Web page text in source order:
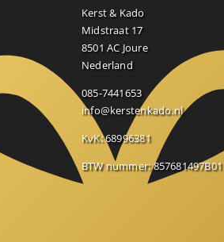
Kerst & Kado
Midstraat 17
8501 AC Joure
Nederland
085-7441653
info@kerstenkado.nl
KvK: 68996381
BTW nummer: 857681497B01